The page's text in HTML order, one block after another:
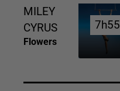
MILEY
CYRUS
Flowers
7h55
7h55